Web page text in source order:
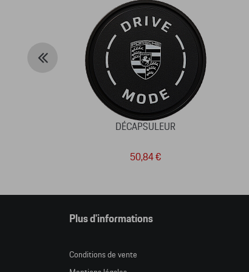
DÉCAPSULEUR
50,84 €
Plus d'informations
Conditions de vente